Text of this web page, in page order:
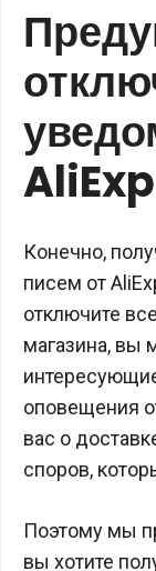
Конечно,
писем от
отключите
магазина, вы
оповещения
вас о
споров,
Поэтому мы
вы хотите